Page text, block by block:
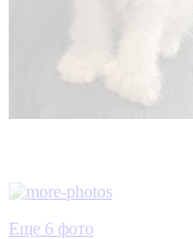
Еще 6 фото